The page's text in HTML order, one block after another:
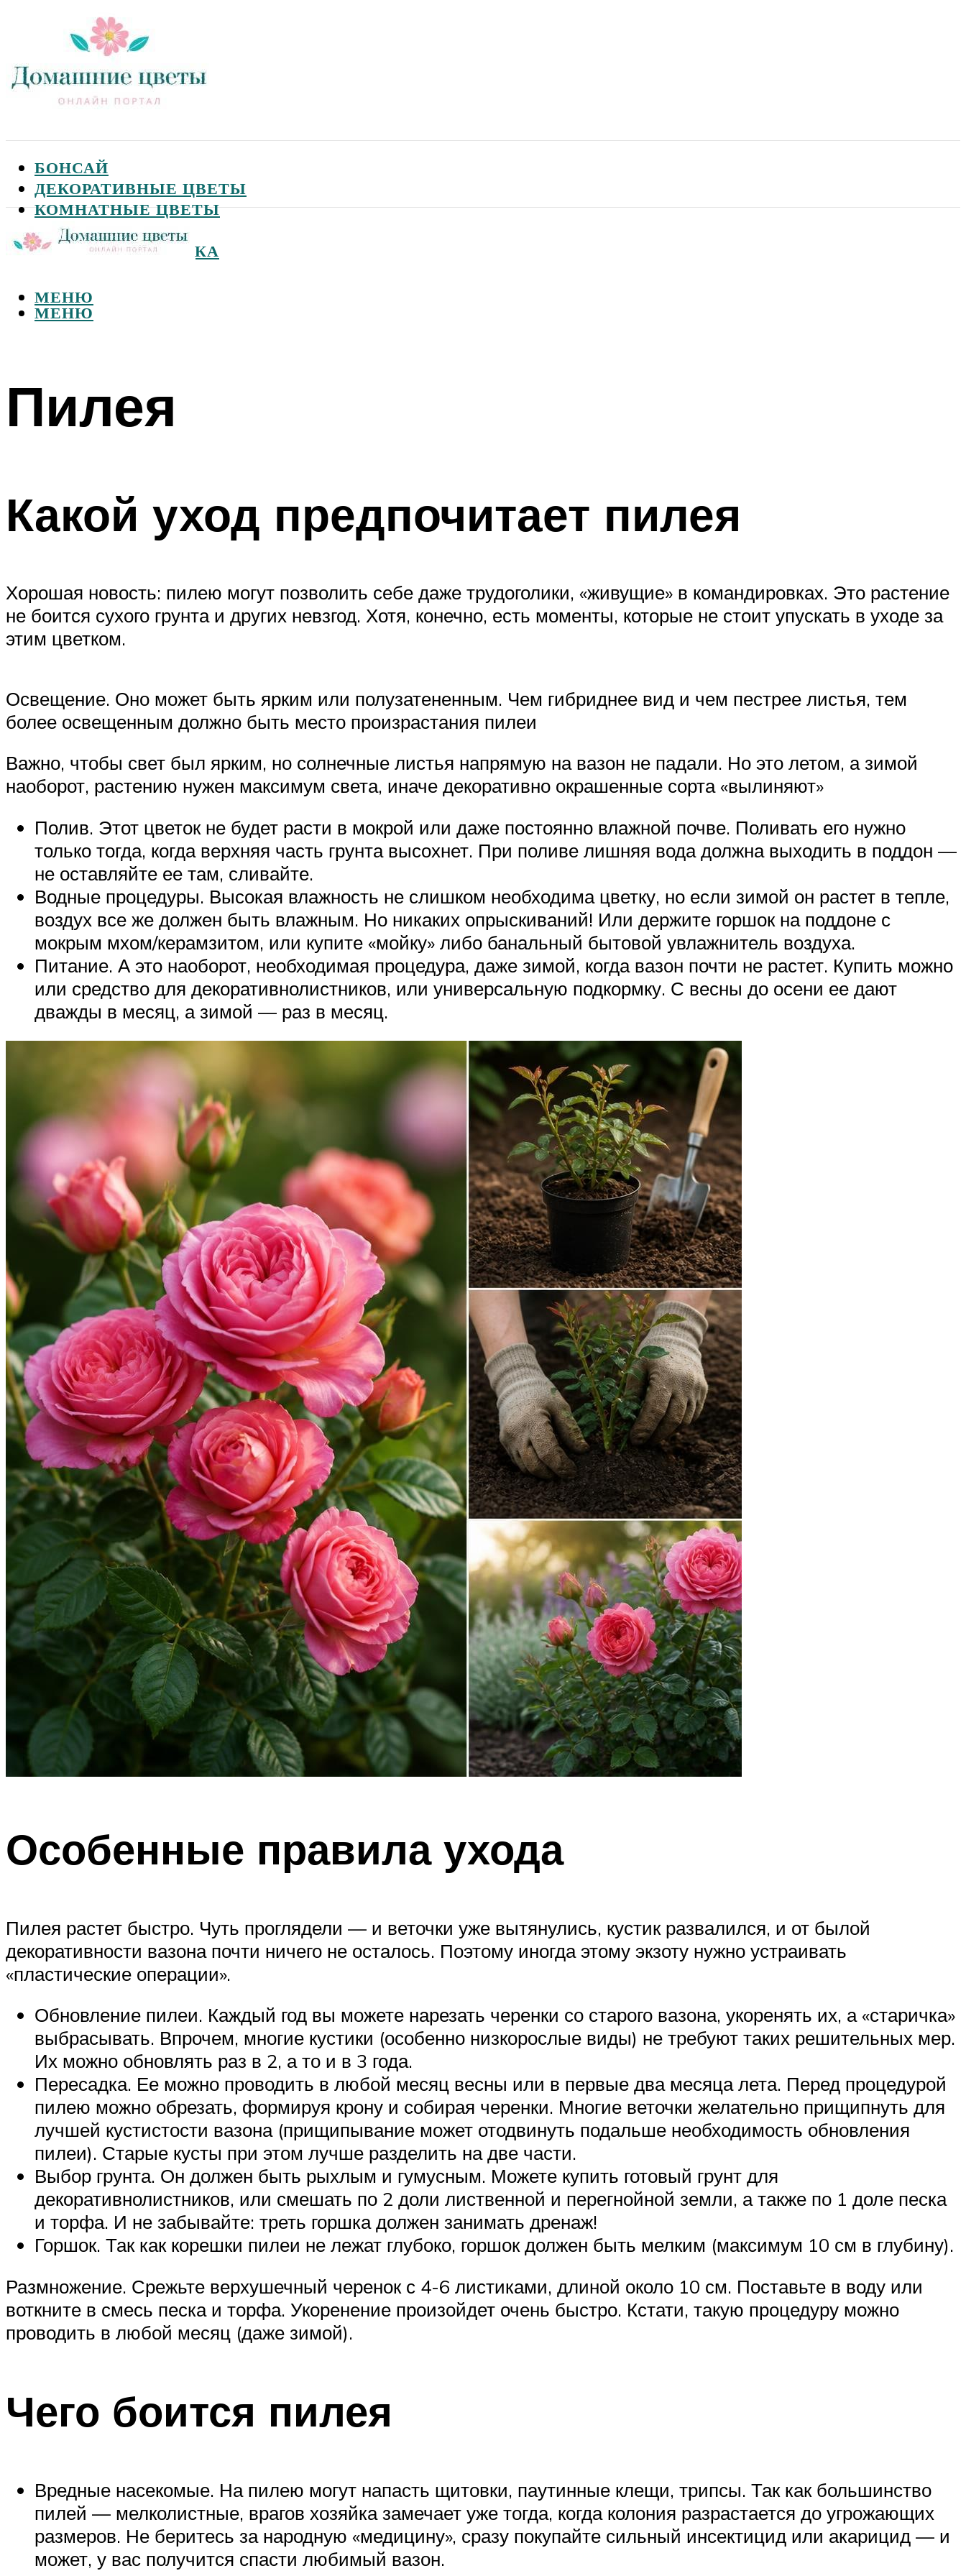
БОНСАЙ
ДЕКОРАТИВНЫЕ ЦВЕТЫ
КОМНАТНЫЕ ЦВЕТЫ
САДОВЫЕ ЦВЕТЫ
СЕМЕНА И ПОСАДКА
МЕНЮ
МЕНЮ
Пилея
Какой уход предпочитает пилея
Хорошая новость: пилею могут позволить себе даже трудоголики, «живущие» в командировках. Это растение
не боится сухого грунта и других невзгод. Хотя, конечно, есть моменты, которые не стоит упускать в уходе за
этим цветком.
Освещение. Оно может быть ярким или полузатененным. Чем гибриднее вид и чем пестрее листья, тем
более освещенным должно быть место произрастания пилеи
Важно, чтобы свет был ярким, но солнечные листья напрямую на вазон не падали. Но это летом, а зимой
наоборот, растению нужен максимум света, иначе декоративно окрашенные сорта «вылиняют»
Полив. Этот цветок не будет расти в мокрой или даже постоянно влажной почве. Поливать его нужно
только тогда, когда верхняя часть грунта высохнет. При поливе лишняя вода должна выходить в поддон —
не оставляйте ее там, сливайте.
Водные процедуры. Высокая влажность не слишком необходима цветку, но если зимой он растет в тепле,
воздух все же должен быть влажным. Но никаких опрыскиваний! Или держите горшок на поддоне с
мокрым мхом/керамзитом, или купите «мойку» либо банальный бытовой увлажнитель воздуха.
Питание. А это наоборот, необходимая процедура, даже зимой, когда вазон почти не растет. Купить можно
или средство для декоративнолистников, или универсальную подкормку. С весны до осени ее дают
дважды в месяц, а зимой — раз в месяц.
Особенные правила ухода
Пилея растет быстро. Чуть проглядели — и веточки уже вытянулись, кустик развалился, и от былой
декоративности вазона почти ничего не осталось. Поэтому иногда этому экзоту нужно устраивать
«пластические операции».
Обновление пилеи. Каждый год вы можете нарезать черенки со старого вазона, укоренять их, а «старичка»
выбрасывать. Впрочем, многие кустики (особенно низкорослые виды) не требуют таких решительных мер.
Их можно обновлять раз в 2, а то и в 3 года.
Пересадка. Ее можно проводить в любой месяц весны или в первые два месяца лета. Перед процедурой
пилею можно обрезать, формируя крону и собирая черенки. Многие веточки желательно прищипнуть для
лучшей кустистости вазона (прищипывание может отодвинуть подальше необходимость обновления
пилеи). Старые кусты при этом лучше разделить на две части.
Выбор грунта. Он должен быть рыхлым и гумусным. Можете купить готовый грунт для
декоративнолистников, или смешать по 2 доли лиственной и перегнойной земли, а также по 1 доле песка
и торфа. И не забывайте: треть горшка должен занимать дренаж!
Горшок. Так как корешки пилеи не лежат глубоко, горшок должен быть мелким (максимум 10 см в глубину).
Размножение. Срежьте верхушечный черенок с 4-6 листиками, длиной около 10 см. Поставьте в воду или
воткните в смесь песка и торфа. Укоренение произойдет очень быстро. Кстати, такую процедуру можно
проводить в любой месяц (даже зимой).
Чего боится пилея
Вредные насекомые. На пилею могут напасть щитовки, паутинные клещи, трипсы. Так как большинство
пилей — мелколистные, врагов хозяйка замечает уже тогда, когда колония разрастается до угрожающих
размеров. Не беритесь за народную «медицину», сразу покупайте сильный инсектицид или акарицид — и
может, у вас получится спасти любимый вазон.